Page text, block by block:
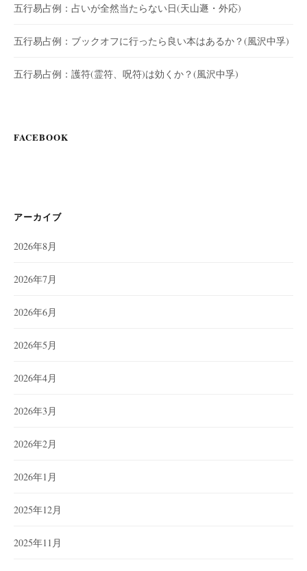
五行易占例：占いが全然当たらない日(天山遯・外応)
五行易占例：ブックオフに行ったら良い本はあるか？(風沢中孚)
五行易占例：護符(霊符、呪符)は効くか？(風沢中孚)
FACEBOOK
アーカイブ
2026年8月
2026年7月
2026年6月
2026年5月
2026年4月
2026年3月
2026年2月
2026年1月
2025年12月
2025年11月